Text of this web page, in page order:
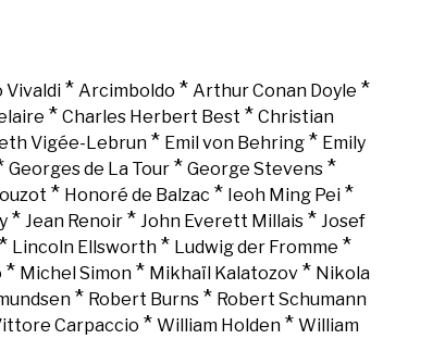
* Arcimboldo * Arthur Conan Doyle *
* Charles Herbert Best * Christian
Vigée-Lebrun* Emil von Behring* Emily
Georges de La Tour* George Stevens*
* Honoré de Balzac * Ieoh Ming Pei*
* Jean Renoir * John Everett Millais * Josef
* Lincoln Ellsworth * Ludwig der Fromme *
* Michel Simon * Mikhaïl Kalatozov * Nikola
* Robert Burns * Robert Schumann
Carpaccio * William Holden * William